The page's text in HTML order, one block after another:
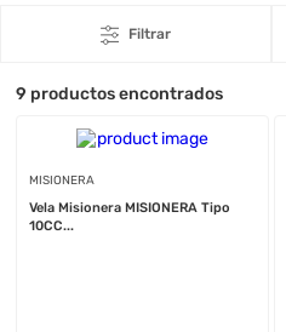
Filtrar
9 productos encontrados
MISIONERA
Vela Misionera MISIONERA Tipo
10CC...